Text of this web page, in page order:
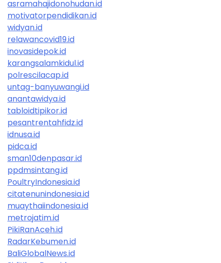
asramahajidonohudan.id
motivatorpendidikan.id
widyan.id
relawancovid19.id
inovasidepok.id
karangsalamkidul.id
polrescilacap.id
untag-banyuwangi.id
anantawidya.id
tabloidtipikor.id
pesantrentahfidz.id
idnusa.id
pidca.id
sman10denpasar.id
ppdmsintang.id
PoultryIndonesia.id
citatenunindonesia.id
muaythaiindonesia.id
metrojatim.id
PikiRanAceh.id
RadarKebumen.id
BaliGlobalNews.id